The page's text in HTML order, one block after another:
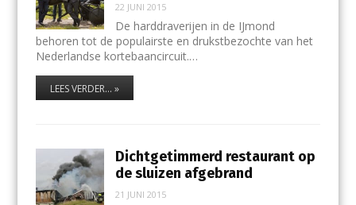
22 JUNI 2015
De harddraverijen in de IJmond
behoren tot de populairste en drukstbezochte van het
Nederlandse kortebaancircuit.…
LEES VERDER... »
Dichtgetimmerd restaurant op
de sluizen afgebrand
21 JUNI 2015